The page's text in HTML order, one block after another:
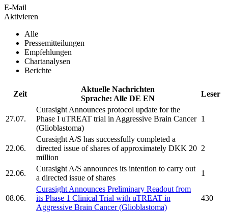
E-Mail
Aktivieren
Alle
Pressemitteilungen
Empfehlungen
Chartanalysen
Berichte
Zeit
Aktuelle Nachrichten
Sprache: Alle DE EN
Leser
27.07.
Curasight Announces protocol update for the
Phase I uTREAT trial in Aggressive Brain Cancer
(Glioblastoma)
1
22.06.
Curasight A/S has successfully completed a
directed issue of shares of approximately DKK 20
million
2
22.06.
Curasight A/S announces its intention to carry out
a directed issue of shares
1
08.06.
Curasight Announces Preliminary Readout from
its Phase 1 Clinical Trial with uTREAT in
Aggressive Brain Cancer (Glioblastoma)
430